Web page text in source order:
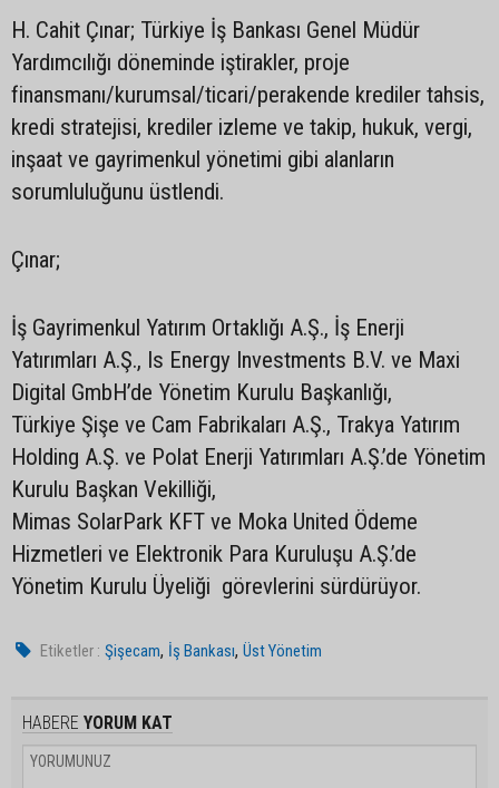
H. Cahit Çınar; Türkiye İş Bankası Genel Müdür
Yardımcılığı döneminde iştirakler, proje
finansmanı/kurumsal/ticari/perakende krediler tahsis,
kredi stratejisi, krediler izleme ve takip, hukuk, vergi,
inşaat ve gayrimenkul yönetimi gibi alanların
sorumluluğunu üstlendi.
Çınar;
İş Gayrimenkul Yatırım Ortaklığı A.Ş., İş Enerji
Yatırımları A.Ş., Is Energy Investments B.V. ve Maxi
Digital GmbH’de Yönetim Kurulu Başkanlığı,
Türkiye Şişe ve Cam Fabrikaları A.Ş., Trakya Yatırım
Holding A.Ş. ve Polat Enerji Yatırımları A.Ş.’de Yönetim
Kurulu Başkan Vekilliği,
Mimas SolarPark KFT ve Moka United Ödeme
Hizmetleri ve Elektronik Para Kuruluşu A.Ş.’de
Yönetim Kurulu Üyeliği görevlerini sürdürüyor.
Etiketler : Şişecam, İş Bankası,Üst Yönetim
HABERE YORUM KAT